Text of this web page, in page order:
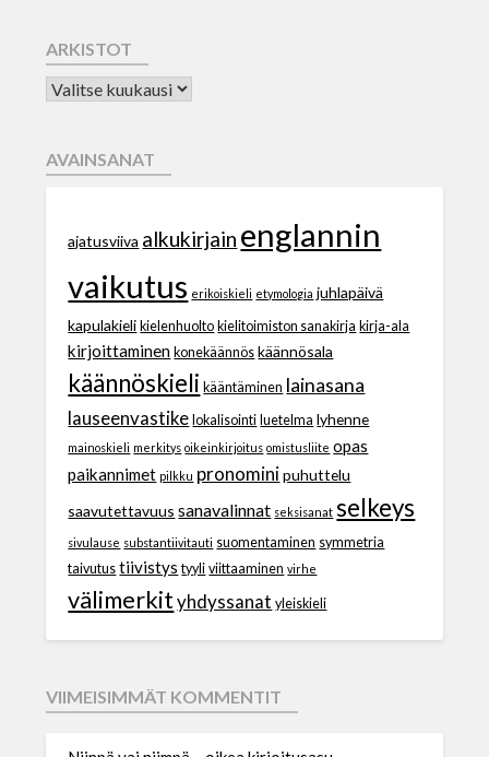
ARKISTOT
AVAINSANAT
ajatusviiva alkukirjain englannin
vaikutus erikoiskieli etymologia juhlapäivä
kapulakieli kielenhuolto kielitoimiston sanakirja kirja-ala
kirjoittaminen konekäännös käännösala
käännöskieli kääntäminen lainasana
lauseenvastike lokalisointi luetelma lyhenne
mainoskieli merkitys oikeinkirjoitus omistusliite opas
paikannimet pilkku pronomini puhuttelu
saavutettavuus sanavalinnat seksisanat selkeys
sivulause substantiivitauti suomentaminen symmetria
taivutus tiivistys tyyli viittaaminen virhe
välimerkit yhdyssanat yleiskieli
VIIMEISIMMÄT KOMMENTIT